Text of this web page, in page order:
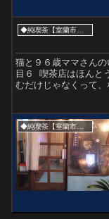
◆純喫茶【室蘭市・伊達登別方面】
猫と９６歳ママさん
目６ 喫茶店はほんと
むだけじゃなくって
も、人生そのものだ
◆純喫茶【室蘭市・伊達登別方面】